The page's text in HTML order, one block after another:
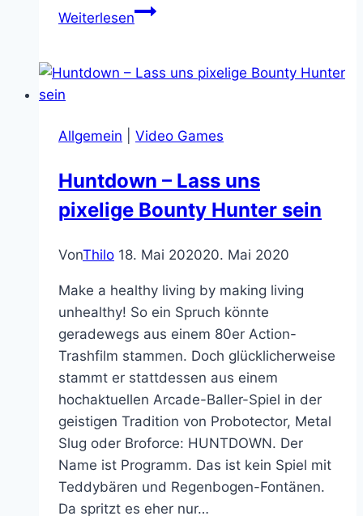
Weiterlesen10
ihr
Allgemein
Video Games
Huntdown – Lass uns
pixelige Bounty Hunter sein
VonThilo 18. Mai 202020. Mai 2020
Make a healthy living by making living
unhealthy! So ein Spruch könnte
geradewegs aus einem 80er Action-
Trashfilm stammen. Doch glücklicherweise
stammt er stattdessen aus einem
hochaktuellen Arcade-Baller-Spiel in der
geistigen Tradition von Probotector, Metal
Slug oder Broforce: HUNTDOWN. Der
Name ist Programm. Das ist kein Spiel mit
Teddybären und Regenbogen-Fontänen.
Da spritzt es eher nur…